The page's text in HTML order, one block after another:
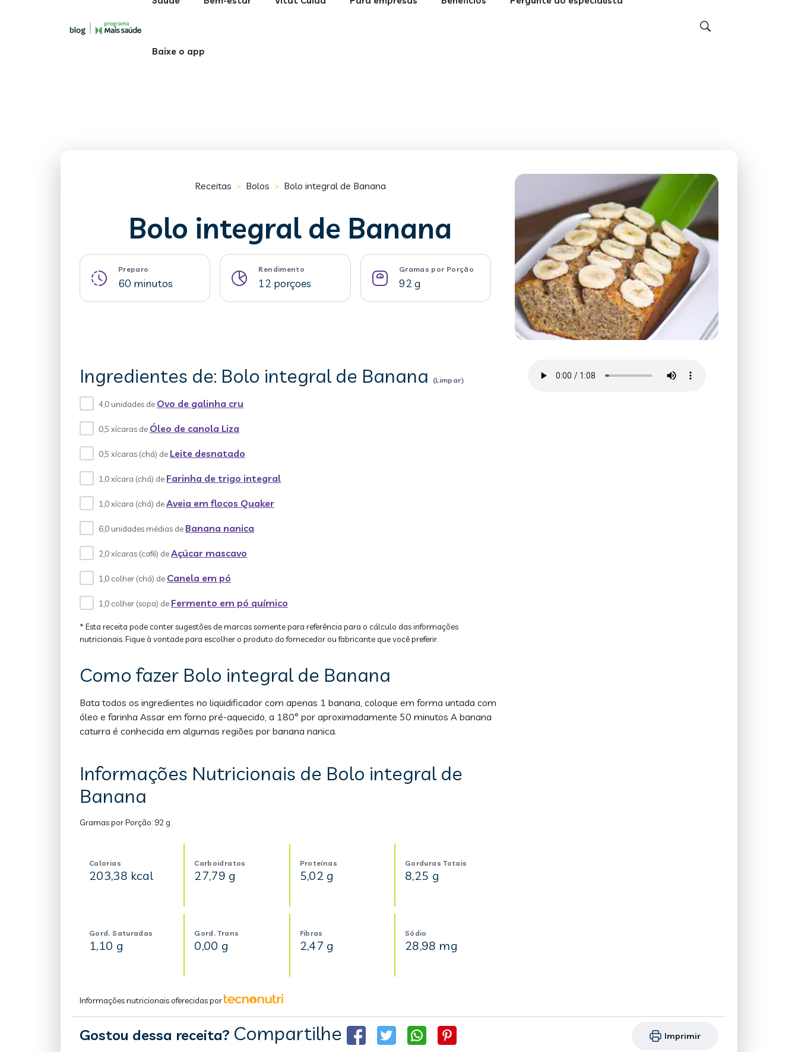
Baixe o app
Receitas > Bolos > Bolo integral de Banana
Bolo integral de Banana
Preparo
60 minutos
Rendimento
12 porçoes
Gramas por Porção
92 g
Ingredientes de: Bolo integral de Banana (Limpar)
4,0 unidades de Ovo de galinha cru
0,5 xícaras de Óleo de canola Liza
0,5 xícaras (chá) de Leite desnatado
1,0 xícara (chá) de Farinha de trigo integral
1,0 xícara (chá) deAveia em flocos Quaker
6,0 unidades médias de Banana nanica
2,0 xícaras (café) deAçúcar mascavo
1,0 colher (chá) de Canela em pó
1,0 colher (sopa) de Fermento em pó químico
* Esta receita pode conter sugestões de marcas somente para referência para o cálculo das informações
nutricionais. Fique à vontade para escolher o produto do fornecedor ou fabricante que você preferir.
Como fazer Bolo integral de Banana
Bata todos os ingredientes no liqüidificador com apenas 1 banana, coloque em forma untada com
óleo e farinha Assar em forno pré-aquecido, a 180° por aproximadamente 50 minutos A banana
caturra é conhecida em algumas regiões por banana nanica.
Informações Nutricionais de Bolo integral de
Banana
Gramas por Porção: 92 g
Calorias
203,38 kcal
Carboidratos
27,79 g
Proteínas
5,02 g
Gorduras Totais
8,25 g
Gord. Saturadas
1,10 g
Gord. Trans
0,00 g
Fibras
2,47 g
Sódio
28,98 mg
Informações nutricionais oferecidas por
Gostou dessa receita? Compartilhe Imprimir